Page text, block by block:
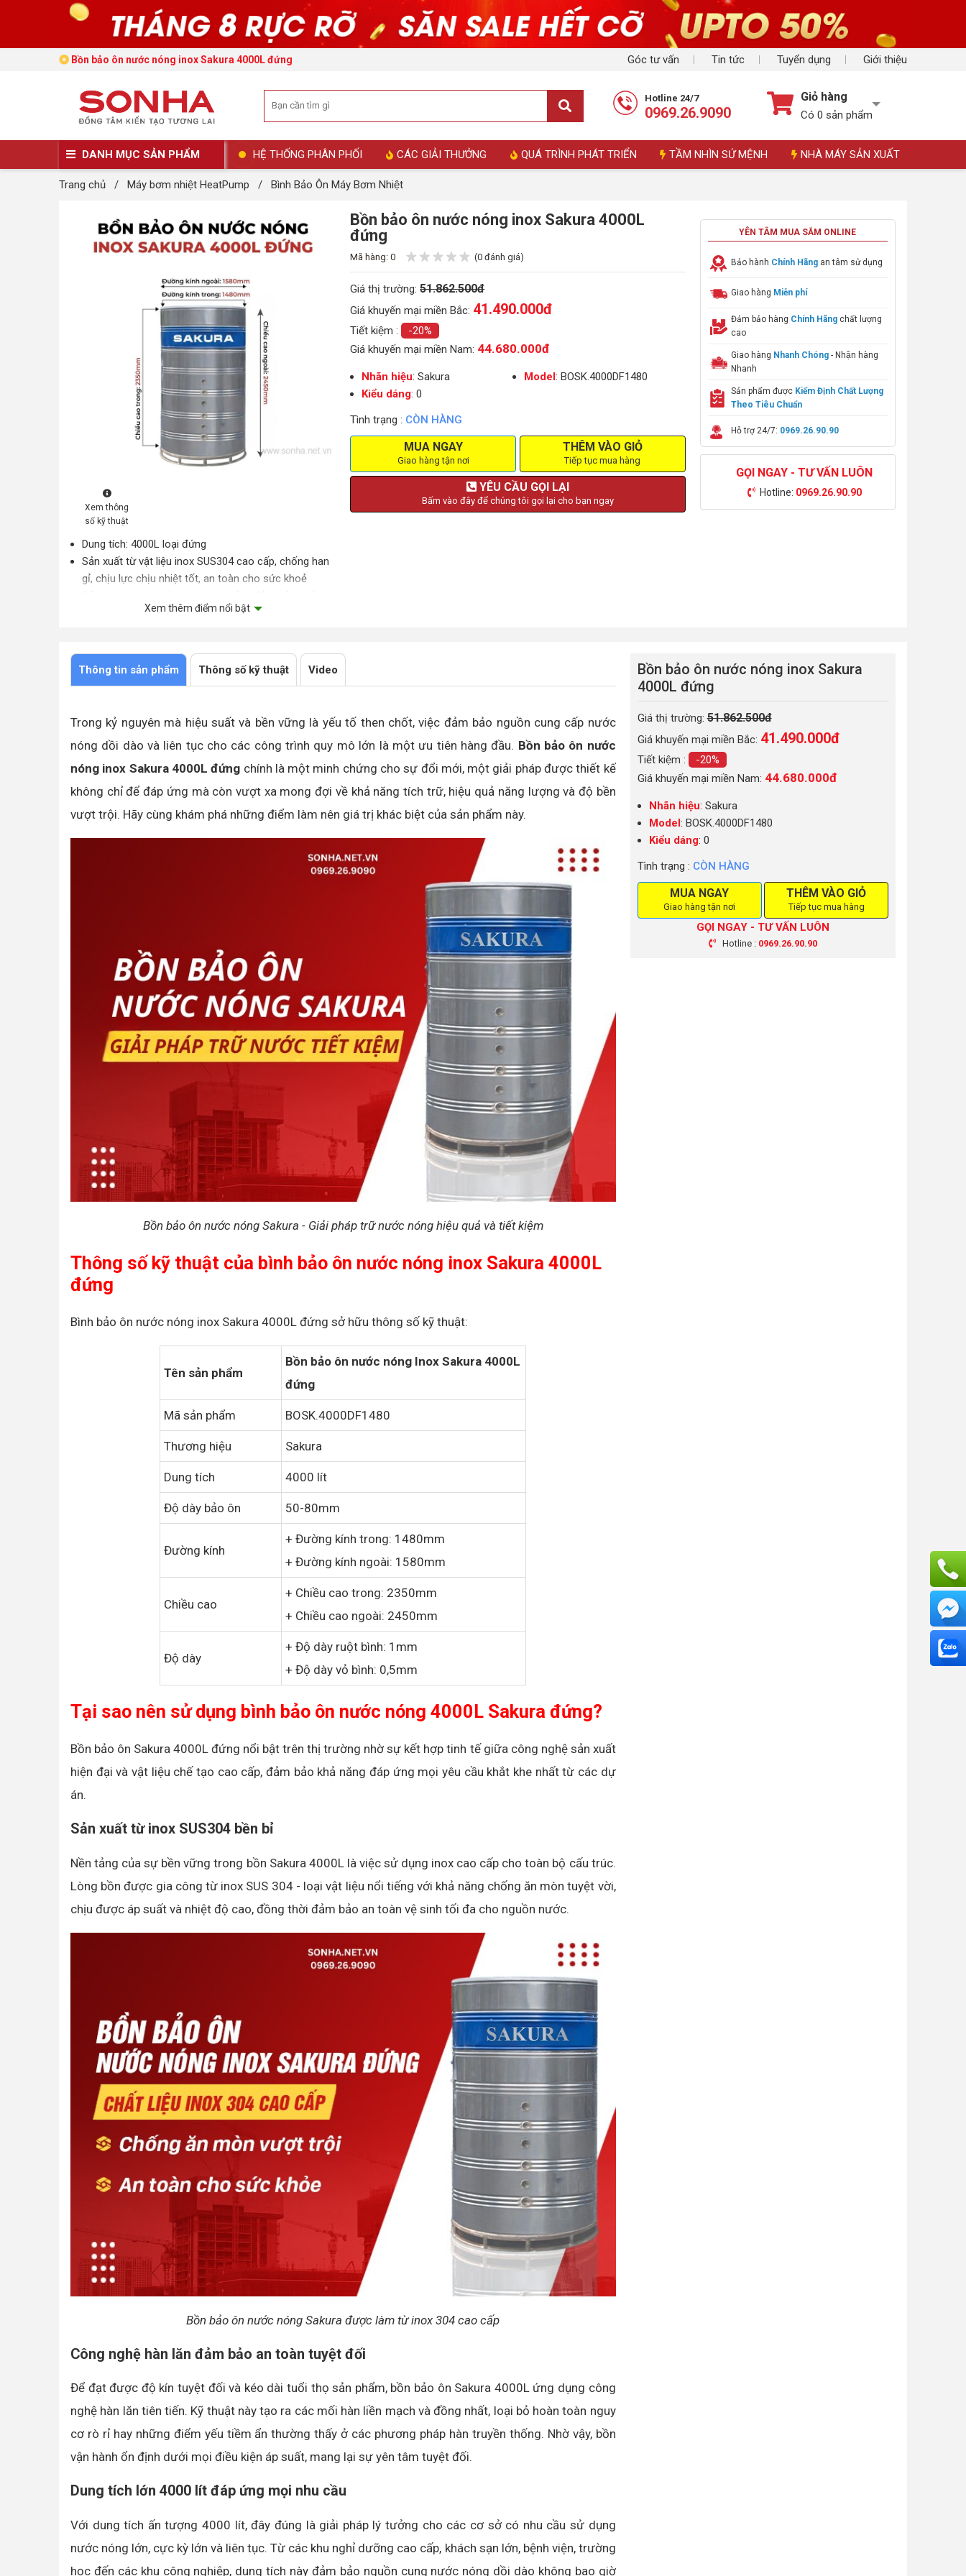
Góc tư vấn Tin tức Tuyển dụng Giới thiệu
Bồn bảo ôn nước nóng inox Sakura 4000L đứng
Hotline 24/7
0969.26.9090
Giỏ hàng
Có 0 sản phẩm
DANH MỤC SẢN PHẨM HỆ THỐNG PHÂN PHỐI CÁC GIẢI THƯỞNG QUÁ TRÌNH PHÁT TRIỂN TẦM NHÌN SỨ MỆNH NHÀ MÁY SẢN XUẤT
Trang chủ / Máy bơm nhiệt HeatPump / Bình Bảo Ôn Máy Bơm Nhiệt
Xem thông
số kỹ thuật
Dung tích: 4000L loại đứng
Sản xuất từ vật liệu inox SUS304 cao cấp, chống han
gỉ, chịu lực chịu nhiệt tốt, an toàn cho sức khoẻ
hàn kín khít, bền đẹp, tăng thời gian sử dụng
Thời gian sản xuất và lắp đặt nhanh chóng
Xem thêm điểm nổi bật
Bồn bảo ôn nước nóng inox Sakura 4000L
đứng
Mã hàng: 0 (0 đánh giá)
Giá thị trường:51.862.500đ
Giá khuyến mại miền Bắc: 41.490.000đ
Tiết kiệm :
-20%
Giá khuyến mại miền Nam: 44.680.000đ
Nhãn hiệu: Sakura Model: BOSK.4000DF1480
Kiểu dáng: 0
Tình trạng : CÒN HÀNG
MUA NGAY
Giao hàng tận nơi
THÊM VÀO GIỎ
Tiếp tục mua hàng
YÊU CẦU GỌI LẠI
Bấm vào đây để chúng tôi gọi lại cho bạn ngay
YÊN TÂM MUA SẮM ONLINE
Bảo hành Chính Hãng an tâm sử dụng
Giao hàng Miễn phí
Đảm bảo hàng Chính Hãngchất lượng
cao
Giao hàng Nhanh Chóng- Nhận hàng
Nhanh
Sản phẩm được Kiểm Định Chất Lượng
Theo Tiêu Chuẩn
Hỗ trợ 24/7: 0969.26.90.90
GỌI NGAY - TƯ VẤN LUÔN
Hotline: 0969.26.90.90
Thông tin sản phẩm Thông số kỹ thuật Video
Trong kỷ nguyên mà hiệu suất và bền vững là yếu tố then chốt, việc đảm bảo nguồn cung cấp nước
nóng dồi dào và liên tục cho các công trình quy mô lớn là một ưu tiên hàng đầu. Bồn bảo ôn nước
nóng inox Sakura 4000L đứng chính là một minh chứng cho sự đổi mới, một giải pháp được thiết kế
không chỉ để đáp ứng mà còn vượt xa mong đợi về khả năng tích trữ, hiệu quả năng lượng và độ bền
vượt trội. Hãy cùng khám phá những điểm làm nên giá trị khác biệt của sản phẩm này.
Bồn bảo ôn nước nóng Sakura - Giải pháp trữ nước nóng hiệu quả và tiết kiệm
Thông số kỹ thuật của bình bảo ôn nước nóng inox Sakura 4000L
đứng
Bình bảo ôn nước nóng inox Sakura 4000L đứng sở hữu thông số kỹ thuật:
Tên sản phẩm
Bồn bảo ôn nước nóng Inox Sakura 4000L
đứng
Mã sản phẩm BOSK.4000DF1480
Thương hiệu Sakura
Dung tích 4000 lít
Độ dày bảo ôn 50-80mm
Đường kính
+ Đường kính trong: 1480mm
+ Đường kính ngoài: 1580mm
Chiều cao
+ Chiều cao trong: 2350mm
+ Chiều cao ngoài: 2450mm
Độ dày
+ Độ dày ruột bình: 1mm
+ Độ dày vỏ bình: 0,5mm
Tại sao nên sử dụng bình bảo ôn nước nóng 4000L Sakura đứng?
Bồn bảo ôn Sakura 4000L đứng nổi bật trên thị trường nhờ sự kết hợp tinh tế giữa công nghệ sản xuất
hiện đại và vật liệu chế tạo cao cấp, đảm bảo khả năng đáp ứng mọi yêu cầu khắt khe nhất từ các dự
án.
Sản xuất từ inox SUS304 bền bỉ
Nền tảng của sự bền vững trong bồn Sakura 4000L là việc sử dụng inox cao cấp cho toàn bộ cấu trúc.
Lòng bồn được gia công từ inox SUS 304 - loại vật liệu nổi tiếng với khả năng chống ăn mòn tuyệt vời,
chịu được áp suất và nhiệt độ cao, đồng thời đảm bảo an toàn vệ sinh tối đa cho nguồn nước.
Bồn bảo ôn nước nóng Sakura được làm từ inox 304 cao cấp
Công nghệ hàn lăn đảm bảo an toàn tuyệt đối
Để đạt được độ kín tuyệt đối và kéo dài tuổi thọ sản phẩm, bồn bảo ôn Sakura 4000L ứng dụng công
nghệ hàn lăn tiên tiến. Kỹ thuật này tạo ra các mối hàn liền mạch và đồng nhất, loại bỏ hoàn toàn nguy
cơ rò rỉ hay những điểm yếu tiềm ẩn thường thấy ở các phương pháp hàn truyền thống. Nhờ vậy, bồn
vận hành ổn định dưới mọi điều kiện áp suất, mang lại sự yên tâm tuyệt đối.
Dung tích lớn 4000 lít đáp ứng mọi nhu cầu
Với dung tích ấn tượng 4000 lít, đây đúng là giải pháp lý tưởng cho các cơ sở có nhu cầu sử dụng
nước nóng lớn, cực kỳ lớn và liên tục. Từ các khu nghỉ dưỡng cao cấp, khách sạn lớn, bệnh viện, trường
học đến các khu công nghiệp, dung tích này đảm bảo nguồn cung nước nóng dồi dào không bao giờ
Bồn bảo ôn nước nóng inox Sakura
4000L đứng
Giá thị trường:51.862.500đ
Giá khuyến mại miền Bắc: 41.490.000đ
Tiết kiệm :
-20%
Giá khuyến mại miền Nam: 44.680.000đ
Nhãn hiệu: Sakura
Model : BOSK.4000DF1480
Kiểu dáng: 0
Tình trạng : CÒN HÀNG
MUA NGAY
Giao hàng tận nơi
THÊM VÀO GIỎ
Tiếp tục mua hàng
GỌI NGAY - TƯ VẤN LUÔN
Hotline : 0969.26.90.90